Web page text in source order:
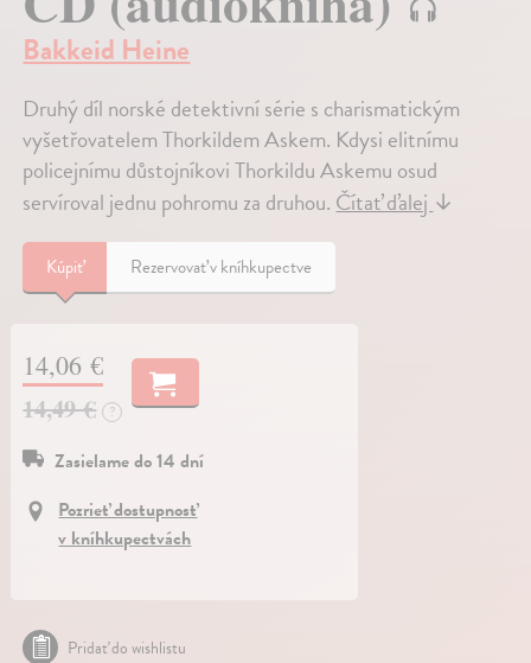
Bakkeid Heine
Druhý díl norské detektivní série s charismatickým
vyšetřovatelem Thorkildem Askem. Kdysi elitnímu
policejnímu důstojníkovi Thorkildu Askemu osud
servíroval jednu pohromu za druhou.Čítať ďalej↓
Kúpiť Rezervovať v kníhkupectve
14,06 €
14,49 €
?
Zasielame do 14 dní
Pozrieť dostupnosť
v kníhkupectvách
Pridať do wishlistu